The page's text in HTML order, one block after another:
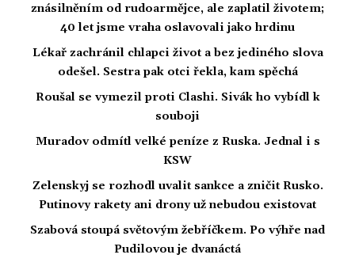
znásilněním od rudoarmějce, ale zaplatil životem;
40 let jsme vraha oslavovali jako hrdinu
Lékař zachránil chlapci život a bez jediného slova
odešel. Sestra pak otci řekla, kam spěchá
Roušal se vymezil proti Clashi. Sivák ho vybídl k
souboji
Muradov odmítl velké peníze z Ruska. Jednal i s
KSW
Zelenskyj se rozhodl uvalit sankce a zničit Rusko.
Putinovy rakety ani drony už nebudou existovat
Szabová stoupá světovým žebříčkem. Po výhře nad
Pudilovou je dvanáctá